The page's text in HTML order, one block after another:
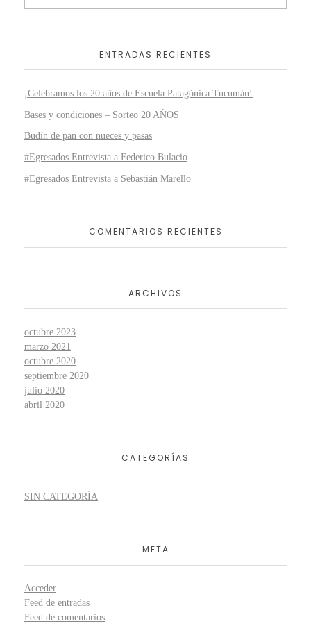
ENTRADAS RECIENTES
¡Celebramos los 20 años de Escuela Patagónica Tucumán!
Bases y condiciones – Sorteo 20 AÑOS
Budín de pan con nueces y pasas
#Egresados Entrevista a Federico Bulacio
#Egresados Entrevista a Sebastián Marello
COMENTARIOS RECIENTES
ARCHIVOS
octubre 2023
marzo 2021
octubre 2020
septiembre 2020
julio 2020
abril 2020
CATEGORÍAS
SIN CATEGORÍA
META
Acceder
Feed de entradas
Feed de comentarios